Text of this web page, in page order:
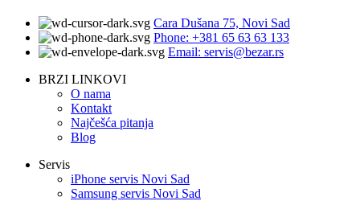
Cara Dušana 75, Novi Sad
Phone: +381 65 63 63 133
Email: servis@bezar.rs
BRZI LINKOVI
O nama
Kontakt
Najčešća pitanja
Blog
Servis
iPhone servis Novi Sad
Samsung servis Novi Sad